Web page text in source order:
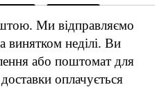
Ми відправляємо
винятком неділі. Ви
або поштомат для
оплачується